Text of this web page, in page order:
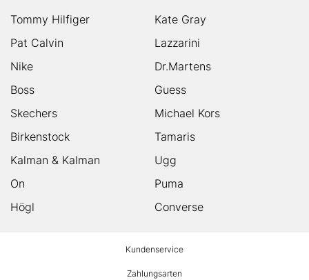
Tommy Hilfiger
Kate Gray
Pat Calvin
Lazzarini
Nike
Dr.Martens
Boss
Guess
Skechers
Michael Kors
Birkenstock
Tamaris
Kalman & Kalman
Ugg
On
Puma
Högl
Converse
Kundenservice
Zahlungsarten